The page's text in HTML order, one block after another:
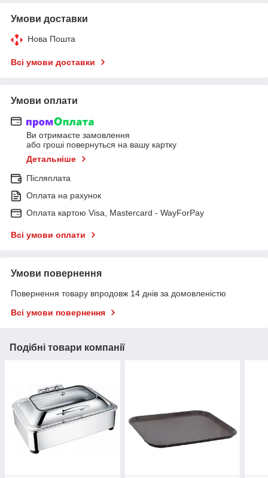
Умови доставки
Нова Пошта
Всі умови доставки
Умови оплати
Ви отримаєте замовлення
або гроші повернуться на вашу картку
Детальніше
Післяплата
Оплата на рахунок
Оплата картою Visa, Mastercard - WayForPay
Всі умови оплати
Умови повернення
Повернення товару впродовж 14 днів за домовленістю
Всі умови повернення
Подібні товари компанії